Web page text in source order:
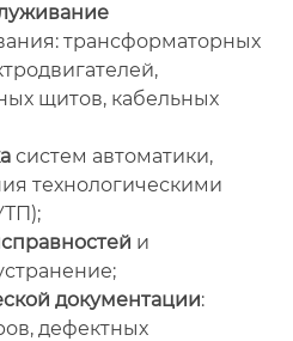
трансформаторных
щитов, кабельных
систем автоматики,
технологическими
и
документации:
дефектных